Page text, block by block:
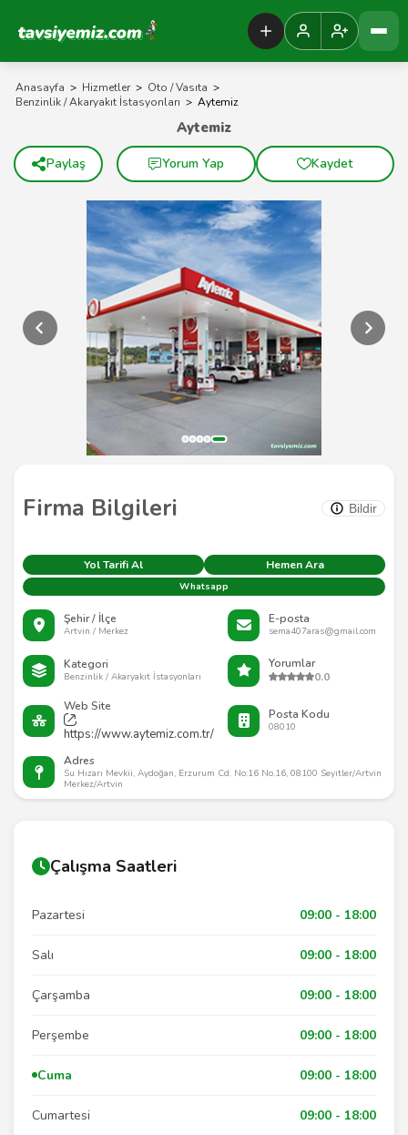
Tavsiyemiz Anasayfa
Anasayfa > Hizmetler > Oto / Vasıta >
Benzinlik / Akaryakıt İstasyonları > Aytemiz
Firma Bilgileri Bildir
Yol Tarifi Al Hemen Ara
Whatsapp
Şehir / İlçe
Artvin / Merkez
E-posta
sema407aras@gmail.com
Kategori
Benzinlik / Akaryakıt İstasyonları
Yorumlar
0.0
Web Site
https://www.aytemiz.com.tr/
Posta Kodu
08010
Adres
Su Hızarı Mevkii, Aydoğan, Erzurum Cd. No:16 No.16, 08100 Seyitler/Artvin
Merkez/Artvin
Aytemiz
Paylaş Yorum Yap Kaydet
Çalışma Saatleri
Pazartesi 09:00 - 18:00
Salı 09:00 - 18:00
Çarşamba 09:00 - 18:00
Perşembe 09:00 - 18:00
Cuma 09:00 - 18:00
Cumartesi 09:00 - 18:00